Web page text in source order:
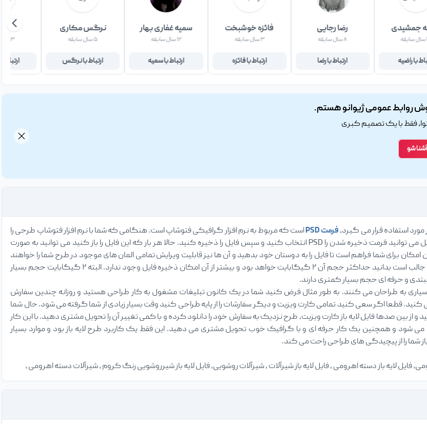
جمشیدی
با راضیه
رضا رجایی
۸ سال سابقه
ارتباط با رضا
فائزه خوشبخت
۳ سال سابقه
ارتباط با فائزه
سمیه غفاری بهار
۱۲ سال سابقه
ارتباط با سمیه
نرگس مکاری
۵ سال سابقه
ارتباط با نرگس
۳ سال سابقه
ارتباط
روابط عمومی ژیوانو هستم.
فقط با یک تصمیم کبری
شو
استفاده قرار می گیرد،فرمت PSD
است که مربوط به نرم افزار گرافیکی فتوشاپ است. هنگامی که شما با نرم افزار فتوشاپ طرحی را
ایجاد می کنید، در هنگام ذخیره فایل می توانید فرمت ذخیره شدن را PSD انتخاب کنید و سپس فایل را ذخیره کنید. حالا هر بار که این فایل را باز کنید می توانید به صورت
برای شما فراهم است تا فایل را به دوستان خود بدهید و آن ها نیز قابلیت ویرایش تمامی المان های موجود در طرح شما را خواهند
داشت. در مورد فایل های لایه باز PSD جالب است بدانید حداکثر حجم آن ۲ گیگابایت خواهد بود و بیشتر از آن امکان ذخیره فایل وجود ندارد. البته ۲ گیگابایت حجم بسیار
و حرفه ای حجم بسیار کمتری دارند.
به طراحان می کنند. به طور مثال فرض کنید شما در یک کانون تبلیغات مشغول به کار طراحی هستید و روزانه چندین سفارش
قطعا اگر سعی کنید تمامی کارت ویزیت و دیگر سفارشات را از پایه طراحی کنید وقت بسیار زیادی از شما گرفته می شود. حال شما
و از بین صدها فایل لایه باز کارت ویزیت، طرح نزدیک به سفارش خود را دانلود کرده و با کمی تغییر آن را تحویل مشتری دهید. با این کار
شود و همچنین یک کار حرفه ای و با گرافیک خوب تحویل مشتری می دهید. این فقط یک کاربرد طرح لایه باز بود و موارد بسیار
شما را از پیچیدگی های طراحی راحت می کند.
فایل لایه باز دسته اهرومی ، فایل لایه باز شیرآلات ، شیرآلات روشویی، فایل لایه باز شیرروشویی رنگ کروم ، شیرآلات دسته اهرومی ،